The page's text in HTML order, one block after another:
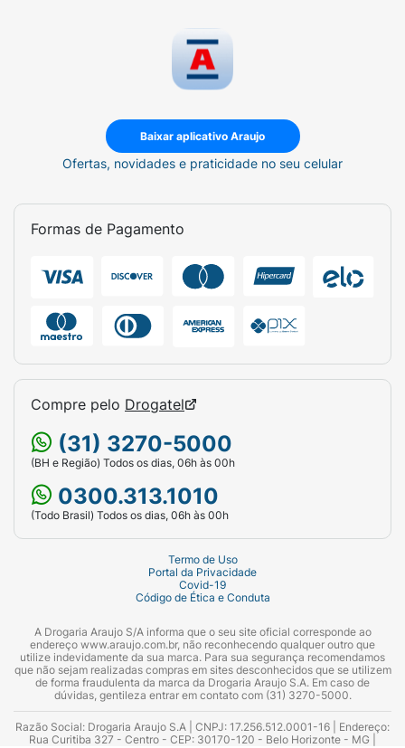
Baixar aplicativo Araujo
Ofertas, novidades e praticidade no seu celular
Formas de Pagamento
Compre pelo Drogatel
(31) 3270-5000
(BH e Região) Todos os dias, 06h às 00h
0300.313.1010
(Todo Brasil) Todos os dias, 06h às 00h
Termo de Uso
Portal da Privacidade
Covid-19
Código de Ética e Conduta
A Drogaria Araujo S/A informa que o seu site oficial corresponde ao
endereço www.araujo.com.br, não reconhecendo qualquer outro que
utilize indevidamente da sua marca. Para sua segurança recomendamos
que não sejam realizadas compras em sites desconhecidos que se utilizem
de forma fraudulenta da marca da Drogaria Araujo S.A. Em caso de
dúvidas, gentileza entrar em contato com (31) 3270-5000.
Razão Social: Drogaria Araujo S.A | CNPJ: 17.256.512.0001-16 | Endereço:
Rua Curitiba 327 - Centro - CEP: 30170-120 - Belo Horizonte - MG |